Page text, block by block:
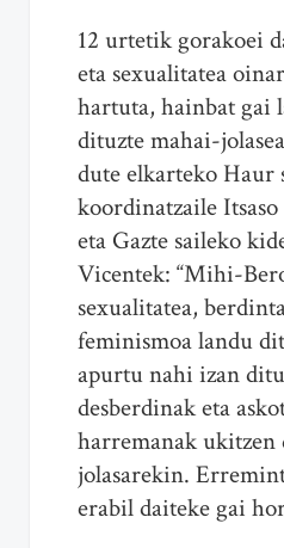
12 urtetik gorakoei
eta sexualitatea
hartuta, hainbat gai
dituzte mahai-
dute elkarteko Haur
koordinatzaile
eta Gazte saileko
Vicentek: “Mihi-
sexualitatea,
feminismoa landu
apurtu nahi izan
desberdinak eta
harremanak
jolasarekin.
erabil daiteke gai